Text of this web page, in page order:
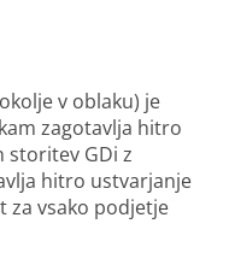
v oblaku) je
zagotavlja hitro
storitev GDi z
hitro ustvarjanje
za vsako podjetje